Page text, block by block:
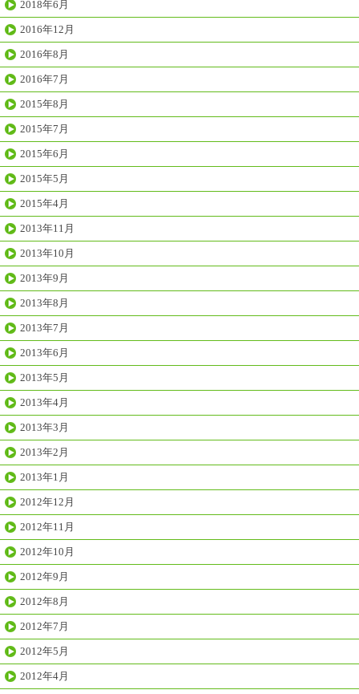
2018年6月
2016年12月
2016年8月
2016年7月
2015年8月
2015年7月
2015年6月
2015年5月
2015年4月
2013年11月
2013年10月
2013年9月
2013年8月
2013年7月
2013年6月
2013年5月
2013年4月
2013年3月
2013年2月
2013年1月
2012年12月
2012年11月
2012年10月
2012年9月
2012年8月
2012年7月
2012年5月
2012年4月